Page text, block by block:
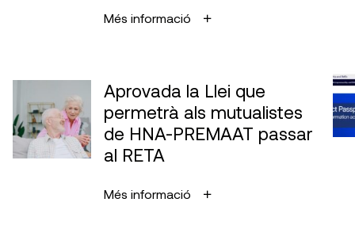
Més informació
Aprovada la Llei que
permetrà als mutualistes
de HNA-PREMAAT passar
al RETA
Més informació